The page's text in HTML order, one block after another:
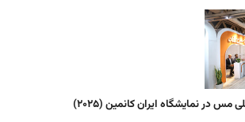
در نمایشگاه ایران کانمین (۲۰۲۵)